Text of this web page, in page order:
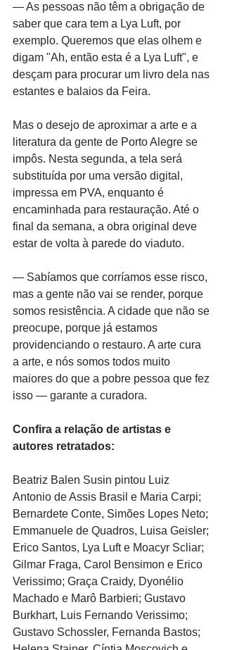
— As pessoas não têm a obrigação de
saber que cara tem a Lya Luft, por
exemplo. Queremos que elas olhem e
digam "Ah, então esta é a Lya Luft", e
desçam para procurar um livro dela nas
estantes e balaios da Feira.
Mas o desejo de aproximar a arte e a
literatura da gente de Porto Alegre se
impôs. Nesta segunda, a tela será
substituída por uma versão digital,
impressa em PVA, enquanto é
encaminhada para restauração. Até o
final da semana, a obra original deve
estar de volta à parede do viaduto.
— Sabíamos que corríamos esse risco,
mas a gente não vai se render, porque
somos resistência. A cidade que não se
preocupe, porque já estamos
providenciando o restauro. A arte cura
a arte, e nós somos todos muito
maiores do que a pobre pessoa que fez
isso — garante a curadora.
Confira a relação de artistas e
autores retratados:
Beatriz Balen Susin pintou Luiz
Antonio de Assis Brasil e Maria Carpi;
Bernardete Conte, Simões Lopes Neto;
Emmanuele de Quadros, Luisa Geisler;
Erico Santos, Lya Luft e Moacyr Scliar;
Gilmar Fraga, Carol Bensimon e Erico
Verissimo; Graça Craidy, Dyonélio
Machado e Marô Barbieri; Gustavo
Burkhart, Luis Fernando Verissimo;
Gustavo Schossler, Fernanda Bastos;